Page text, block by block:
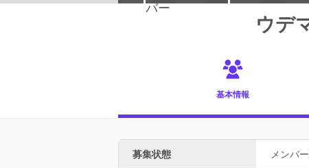
ウデ
基本情報
募集状態 メンバ